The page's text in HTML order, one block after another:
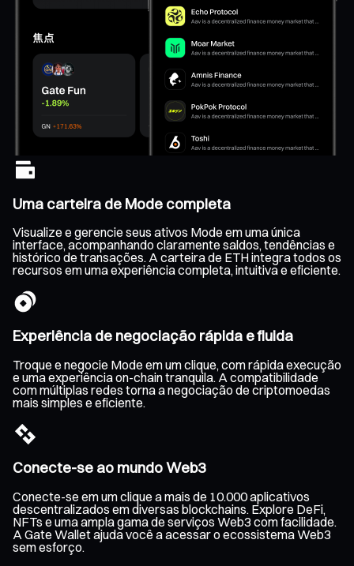
Uma carteira de Mode completa
Visualize e gerencie seus ativos Mode em uma única
interface, acompanhando claramente saldos, tendências e
histórico de transações. A carteira de ETH integra todos os
recursos em uma experiência completa, intuitiva e eficiente.
Experiência de negociação rápida e fluida
Troque e negocie Mode em um clique, com rápida execução
e uma experiência on-chain tranquila. A compatibilidade
com múltiplas redes torna a negociação de criptomoedas
mais simples e eficiente.
Conecte-se ao mundo Web3
Conecte-se em um clique a mais de 10.000 aplicativos
descentralizados em diversas blockchains. Explore DeFi,
NFTs e uma ampla gama de serviços Web3 com facilidade.
A Gate Wallet ajuda você a acessar o ecossistema Web3
sem esforço.